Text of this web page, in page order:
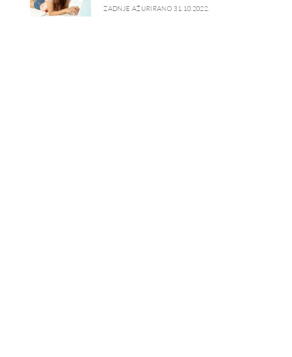
ZADNJE AŽURIRANO 31.10.2022.